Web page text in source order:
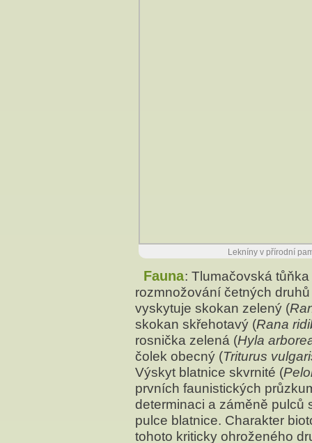
Lekníny v přírodní
Fauna: Tlumačovská
rozmnožování četných
vyskytuje skokan zelený (
skokan skřehotavý (Rana
rosnička zelená (Hyla
čolek obecný (Triturus
Výskyt blatnice skvrnité (
prvních faunistických
determinaci a záměně pulců
pulce blatnice. Charakter
tohoto kriticky ohroženého